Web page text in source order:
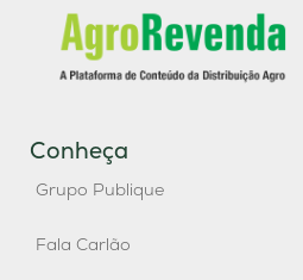
Conheça
Grupo Publique
Fala Carlão